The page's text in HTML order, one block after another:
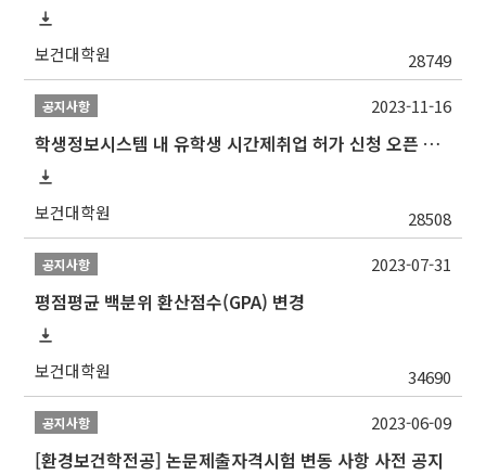
보건대학원 28749
공지사항
학생정보시스템 내 유학생 시간제취업 허가 신청 오픈 안내
보건대학원 28508
2023-11-16
공지사항
평점평균 백분위 환산점수(GPA) 변경
보건대학원 34690
2023-07-31
공지사항
[환경보건학전공] 논문제출자격시험 변동 사항 사전 공지
2023-06-09